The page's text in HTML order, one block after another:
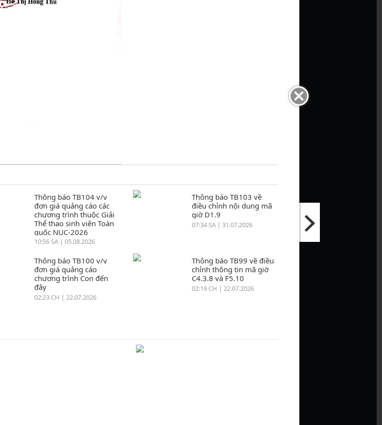
Thông báo TB104 v/v
đơn giá quảng cáo các
chương trình thuộc Giải
Thể thao sinh viên Toàn
quốc NUC-2026
10:56 SA | 05.08.2026
Thông báo TB103 về
điều chỉnh nội dung mã
giờ D1.9
07:34 SA | 31.07.2026
Thông báo TB100 v/v
đơn giá quảng cáo
chương trình Con đến
đây
02:23 CH | 22.07.2026
Thông báo TB99 về điều
chỉnh thông tin mã giờ
C4.3.8 và F5.10
02:19 CH | 22.07.2026